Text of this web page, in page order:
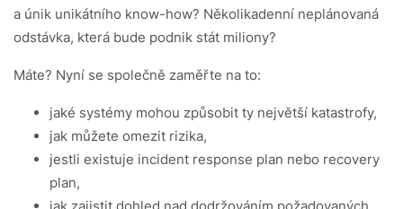
a únik unikátního know-how? Několikadenní neplánovaná
odstávka, která bude podnik stát miliony?
Máte? Nyní se společně zaměřte na to:
jaké systémy mohou způsobit ty největší katastrofy,
jak můžete omezit rizika,
jestli existuje incident response plan nebo recovery
plan,